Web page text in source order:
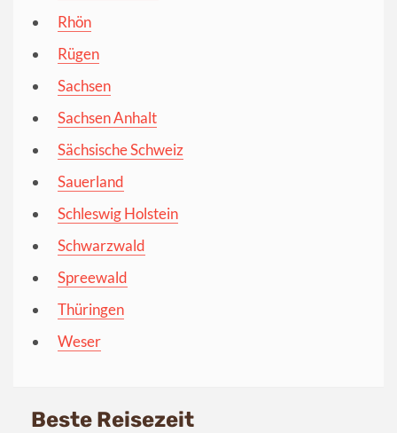
Rhön
Rügen
Sachsen
Sachsen Anhalt
Sächsische Schweiz
Sauerland
Schleswig Holstein
Schwarzwald
Spreewald
Thüringen
Weser
Beste Reisezeit